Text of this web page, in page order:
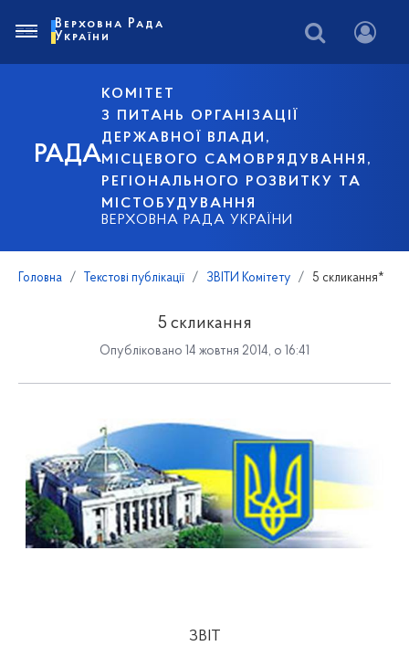
РАДА
КОМІТЕТ
З ПИТАНЬ ОРГАНІЗАЦІЇ
ДЕРЖАВНОЇ ВЛАДИ,
МІСЦЕВОГО САМОВРЯДУВАННЯ,
РЕГІОНАЛЬНОГО РОЗВИТКУ ТА
МІСТОБУДУВАННЯ
ВЕРХОВНА РАДА УКРАЇНИ
Верховна Рада
України
Головна Текстові публікації ЗВІТИ Комітету 5 скликання*
5 скликання
Опубліковано 14 жовтня 2014, о 16:41
ЗВІТ